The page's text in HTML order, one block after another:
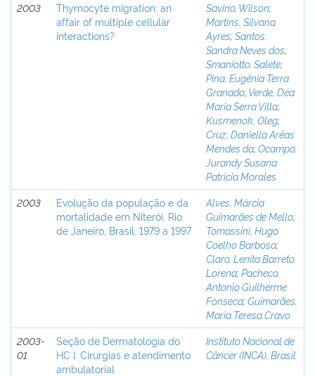
2003
Thymocyte migration: an
affair of multiple cellular
interactions?
Savino, Wilson;
Martins, Silvana
Ayres;Santos,
Sandra Neves dos;
Smaniotto, Salete;
Pina, Eugênia Terra
Granado;Verde, Déa
Maria Serra Villa;
Kusmenok, Oleg;
Cruz, Daniella Arêas
Mendes da;Ocampo,
Jurandy Susana
Patricia Morales
2003
Evolução da população e da
mortalidade em Niterói, Rio
de Janeiro, Brasil, 1979 a 1997
Alves, Márcia
Guimarães de Mello;
Tomassini, Hugo
Coelho Barbosa;
Claro, Lenita Barreto
Lorena;Pacheco,
Antonio Guilherme
Fonseca;Guimarães,
Maria Teresa Cravo
2003-
01
Seção de Dermatologia do
HC I: Cirurgias e atendimento
ambulatorial
Instituto Nacional de
Câncer (INCA), Brasil